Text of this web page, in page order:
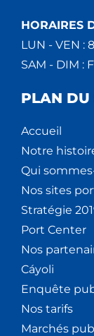
HORAIRES
LUN - VEN :
SAM - DIM :
PLAN DU
Accueil
Notre
Qui
Nos sites
Stratégie
Port Center
Nos
Cáyoli
Enquête
Nos tarifs
Marchés